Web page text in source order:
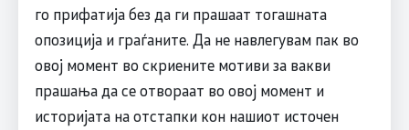
го прифатија без да ги прашаат тогашната
опозиција и граѓаните. Да не навлегувам пак во
овој момент во скриените мотиви за вакви
прашања да се отвораат во овој момент и
историјата на отстапки кон нашиот источен